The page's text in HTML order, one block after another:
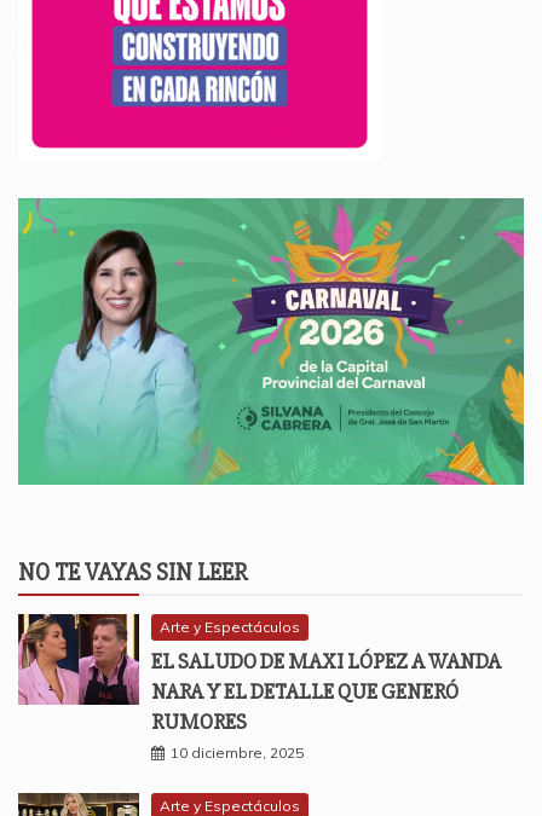
NO TE VAYAS SIN LEER
Arte y Espectáculos
EL SALUDO DE MAXI LÓPEZ A WANDA
NARA Y EL DETALLE QUE GENERÓ
RUMORES
10 diciembre, 2025
Arte y Espectáculos